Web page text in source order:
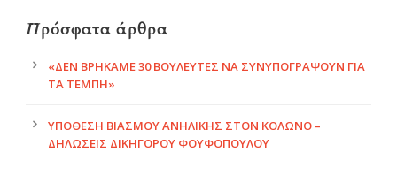
Πρόσφατα άρθρα
«ΔΕΝ ΒΡΉΚΑΜΕ 30 ΒΟΥΛΕΥΤΈΣ ΝΑ ΣΥΝΥΠΟΓΡΆΨΟΥΝ ΓΙΑ
ΤΑ ΤΈΜΠΗ»
ΥΠΌΘΕΣΗ ΒΙΑΣΜΟΎ ΑΝΉΛΙΚΗΣ ΣΤΟΝ ΚΟΛΩΝΌ –
ΔΗΛΏΣΕΙΣ ΔΙΚΗΓΌΡΟΥ ΦΟΥΦΌΠΟΥΛΟΥ